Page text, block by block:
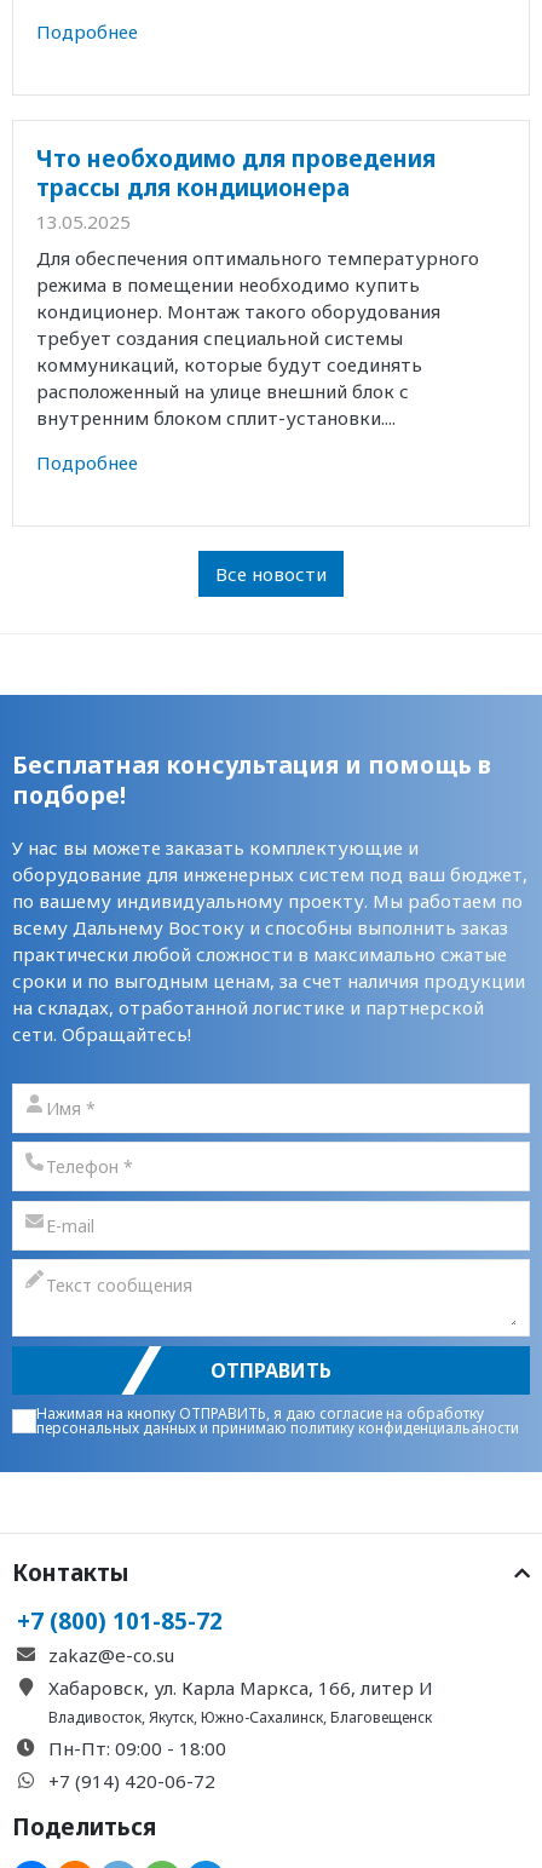
Подробнее
Что необходимо для проведения
трассы для кондиционера
13.05.2025
Для обеспечения оптимального температурного
режима в помещении необходимо купить
кондиционер. Монтаж такого оборудования
требует создания специальной системы
коммуникаций, которые будут соединять
расположенный на улице внешний блок с
внутренним блоком сплит-установки....
Подробнее
Все новости
Бесплатная консультация и помощь в
подборе!
У нас вы можете заказать комплектующие и
оборудование для инженерных систем под ваш бюджет,
по вашему индивидуальному проекту. Мы работаем по
всему Дальнему Востоку и способны выполнить заказ
практически любой сложности в максимально сжатые
сроки и по выгодным ценам, за счет наличия продукции
на складах, отработанной логистике и партнерской
сети. Обращайтесь!
ОТПРАВИТЬ
Нажимая на кнопку ОТПРАВИТЬ, я даю согласие на обработку
персональных данныхи принимаюполитику конфиденциальаности
Контакты
+7 (800) 101-85-72
zakaz@e-co.su
Хабаровск, ул. Карла Маркса, 166, литер И
Владивосток,Якутск,Южно-Сахалинск,Благовещенск
Пн-Пт: 09:00 - 18:00
+7 (914) 420-06-72
Поделиться